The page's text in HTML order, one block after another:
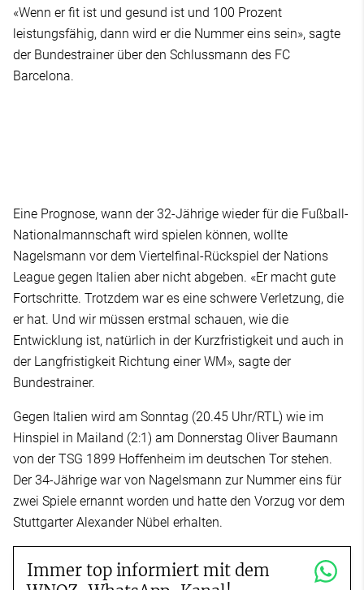
«Wenn er fit ist und gesund ist und 100 Prozent
leistungsfähig, dann wird er die Nummer eins sein», sagte
der Bundestrainer über den Schlussmann des FC
Barcelona.
Eine Prognose, wann der 32-Jährige wieder für die Fußball-
Nationalmannschaft wird spielen können, wollte
Nagelsmann vor dem Viertelfinal-Rückspiel der Nations
League gegen Italien aber nicht abgeben. «Er macht gute
Fortschritte. Trotzdem war es eine schwere Verletzung, die
er hat. Und wir müssen erstmal schauen, wie die
Entwicklung ist, natürlich in der Kurzfristigkeit und auch in
der Langfristigkeit Richtung einer WM», sagte der
Bundestrainer.
Gegen Italien wird am Sonntag (20.45 Uhr/RTL) wie im
Hinspiel in Mailand (2:1) am Donnerstag Oliver Baumann
von der TSG 1899 Hoffenheim im deutschen Tor stehen.
Der 34-Jährige war von Nagelsmann zur Nummer eins für
zwei Spiele ernannt worden und hatte den Vorzug vor dem
Stuttgarter Alexander Nübel erhalten.
Immer top informiert mit dem